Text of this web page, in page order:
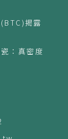
揭露
：真密度